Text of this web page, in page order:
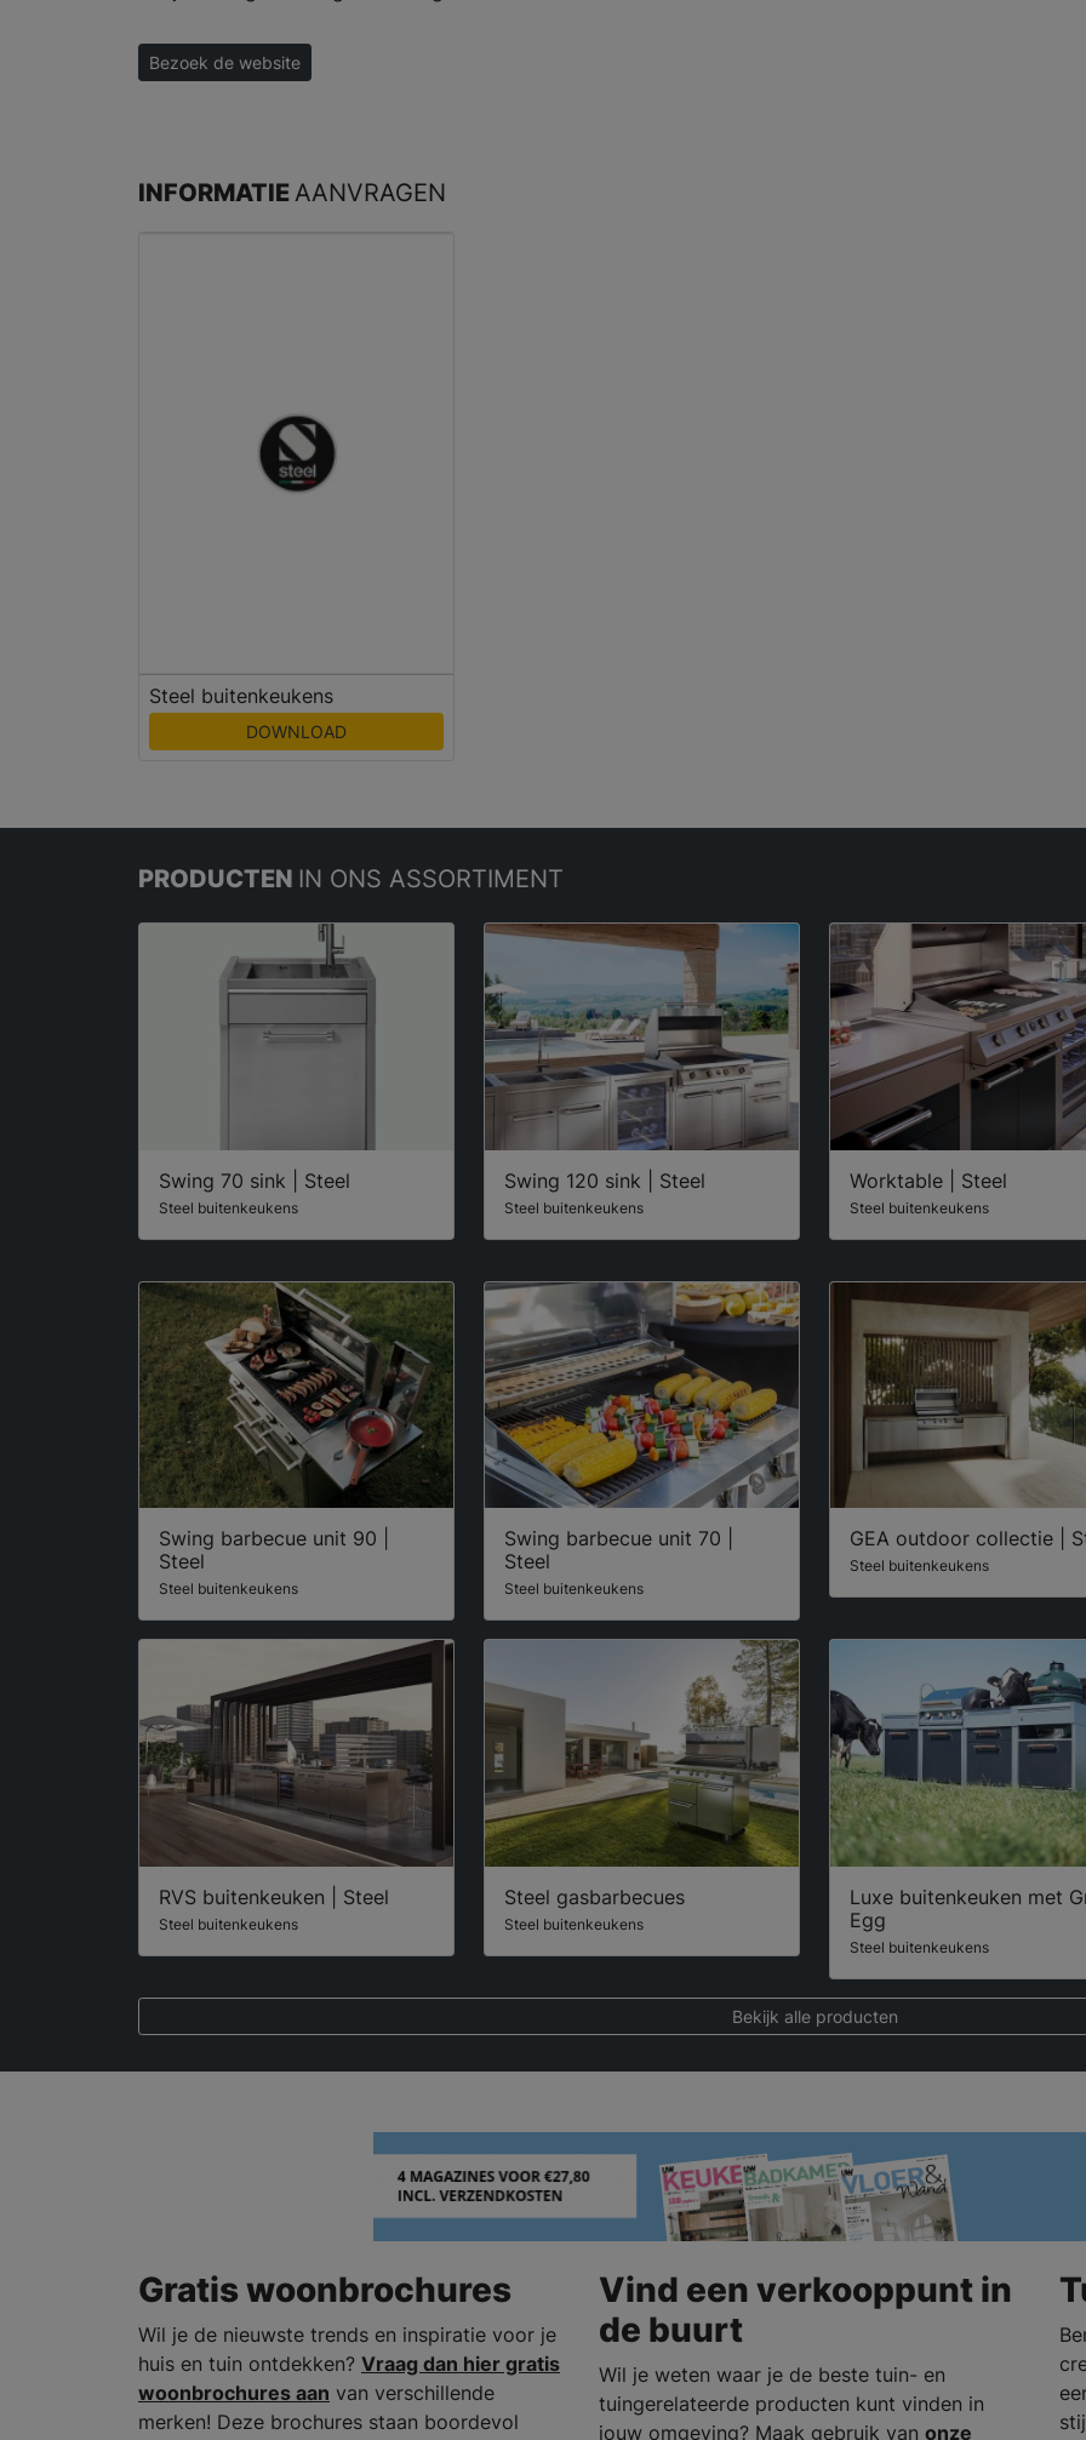
Bezoek de website
INFORMATIEAANVRAGEN
Steel buitenkeukens
DOWNLOAD
PRODUCTEN IN ONS ASSORTIMENT
Swing 70 sink | Steel
Steel buitenkeukens
Swing 120 sink | Steel
Steel buitenkeukens
Worktable | Steel
Steel buitenkeukens
Swing barbecue unit 90 |
Steel
Steel buitenkeukens
Swing barbecue unit 70 |
Steel
Steel buitenkeukens
GEA outdoor collectie |
Steel buitenkeukens
RVS buitenkeuken | Steel
Steel buitenkeukens
Steel gasbarbecues
Steel buitenkeukens
Luxe buitenkeuken met
Egg
Steel buitenkeukens
Bekijk alle producten
Gratis woonbrochures
Wil je de nieuwste trends en inspiratie voor je
huis en tuin ontdekken? Vraag dan hier gratis
woonbrochures aan van verschillende
merken! Deze brochures staan boordevol
Vind een verkooppunt in
de buurt
Wil je weten waar je de beste tuin- en
tuingerelateerde producten kunt vinden in
jouw omgeving? Maak gebruik van onze